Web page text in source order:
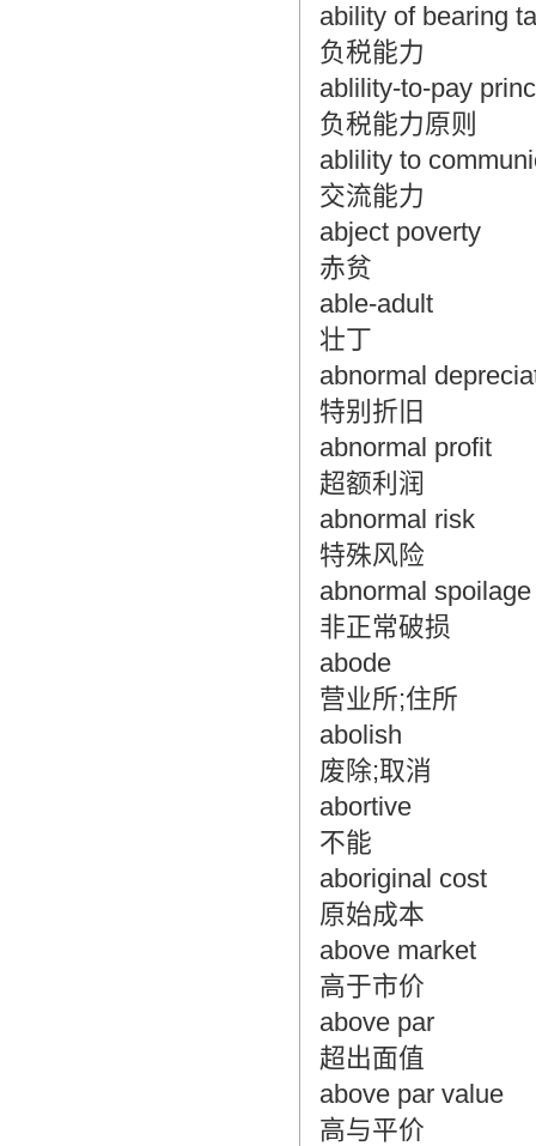
ability of bearing
负税能力
ablility-to-pay
负税能力原则
ablility to
交流能力
abject poverty
赤贫
able-adult
壮丁
abnormal
特别折旧
abnormal profit
超额利润
abnormal risk
特殊风险
abnormal spoilage
非正常破损
abode
营业所;住所
abolish
废除;取消
abortive
不能
aboriginal cost
原始成本
above market
高于市价
above par
超出面值
above par value
高与平价